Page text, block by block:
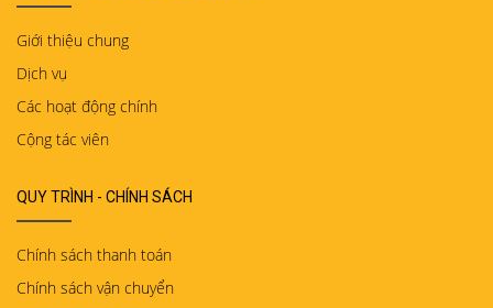
Giới thiệu chung
Dịch vụ
Các hoạt động chính
Cộng tác viên
QUY TRÌNH - CHÍNH SÁCH
Chính sách thanh toán
Chính sách vận chuyển